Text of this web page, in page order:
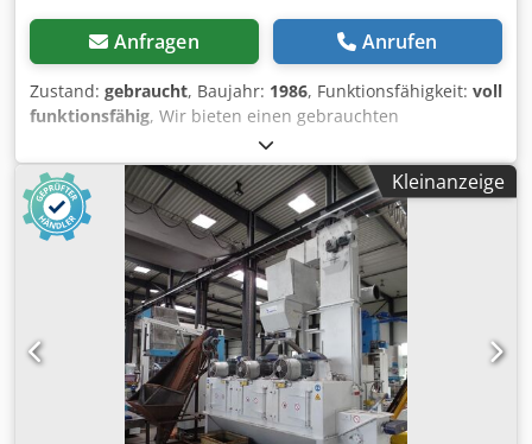
Anfragen Anrufen
Zustand: gebraucht, Baujahr: 1986, Funktionsfähigkeit: voll
funktionsfähig, Wir bieten einen gebrauchten
Trocknungsstrahl an – Gutmann RZ – 1252 Baujahr: 1983
Abmessungen Einlass/Auslass: 1200 x 350 mm (B x H)
Turbinen: 4 x 7,5 kW Neuer Elektroschaltanlage im Jahr
2024, inklusive Frequenzumrichtern. Förderband am
Einlass: ca. 9000 mm Förderband am Auslass: ca. 9000 mm
Filtereinheit – Bartling Baujahr: 1996 Kapazität: 6000 m³/h
Motorleistung: 5,5 kW Dedpfx Aszl Ryisivjck Die Maschine
ist funktionsfähig und befindet sich noch in Betrieb. Der
angegebene Preis gilt für die komplette Maschine +
Schaltschrank + Filtration + Förderbänder.
Kleinanzeige